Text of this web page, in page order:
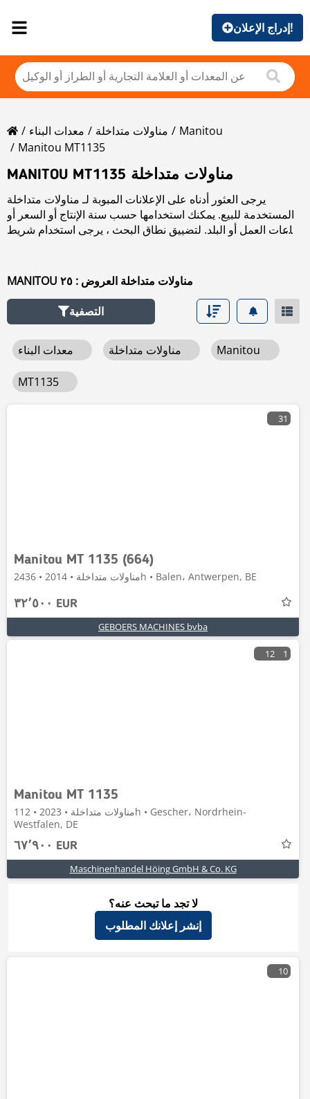
إدراج الإعلان!
معدات البناء مناولات متداخلة
Manitou
Manitou MT1135
MANITOU MT1135 مناولات متداخلة
يرجى العثور أدناه على الإعلانات المبوبة لـ مناولات متداخلة
المستخدمة للبيع. يمكنك استخدامها حسب سنة الإنتاج أو السعر أو
ساعات العمل أو البلد. لتضييق نطاق البحث ، يرجى استخدام شريط
MANITOU مناولات متداخلة العروض : ٢٥
التصفية
Manitou
MT1135
31
Manitou MT 1135 (664)
مناولات متداخلة • 2014 • 2436h • Balen، Antwerpen, BE
٣٢٬٥٠٠ EUR
GEBOERS MACHINES bvba
12 1
Manitou MT 1135
مناولات متداخلة • 2023 • 112h • Gescher، Nordrhein-
Westfalen, DE
٦٧٬٩٠٠ EUR
Maschinenhandel Höing GmbH & Co. KG
لا تجد ما تبحث عنه؟
إنشر إعلانك المطلوب
10